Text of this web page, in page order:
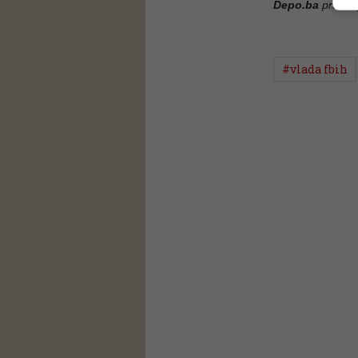
Depo.ba pratite
#vlada fbih